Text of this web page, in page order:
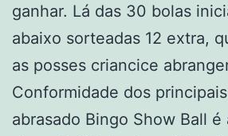
ganhar. Lá das 30 bolas
abaixo sorteadas 12 extra,
as posses criancice
Conformidade dos
abrasado Bingo Show Ball é